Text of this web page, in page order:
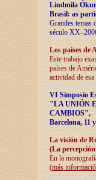
Liudmila
Brasil: as
Grandes temas
século
Los países de
Este trabajo
países de
actividad de
VI Simposio
"LA UNIÓN
CAMBIOS",
Barcelona, 11
La visión de
(La
En la
(más